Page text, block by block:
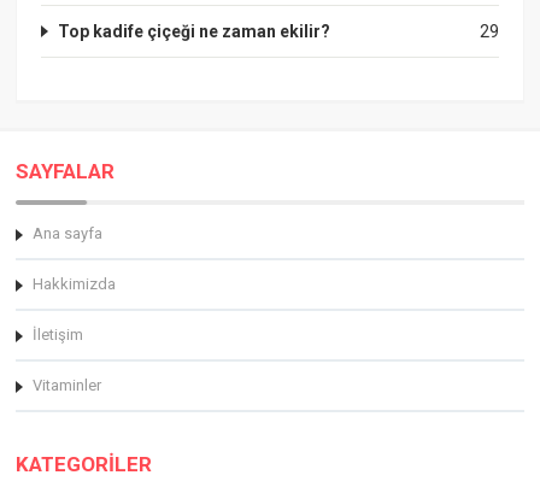
29
Top kadife çiçeği ne zaman ekilir?
SAYFALAR
Ana sayfa
Hakkimizda
İletişim
Vitaminler
KATEGORİLER